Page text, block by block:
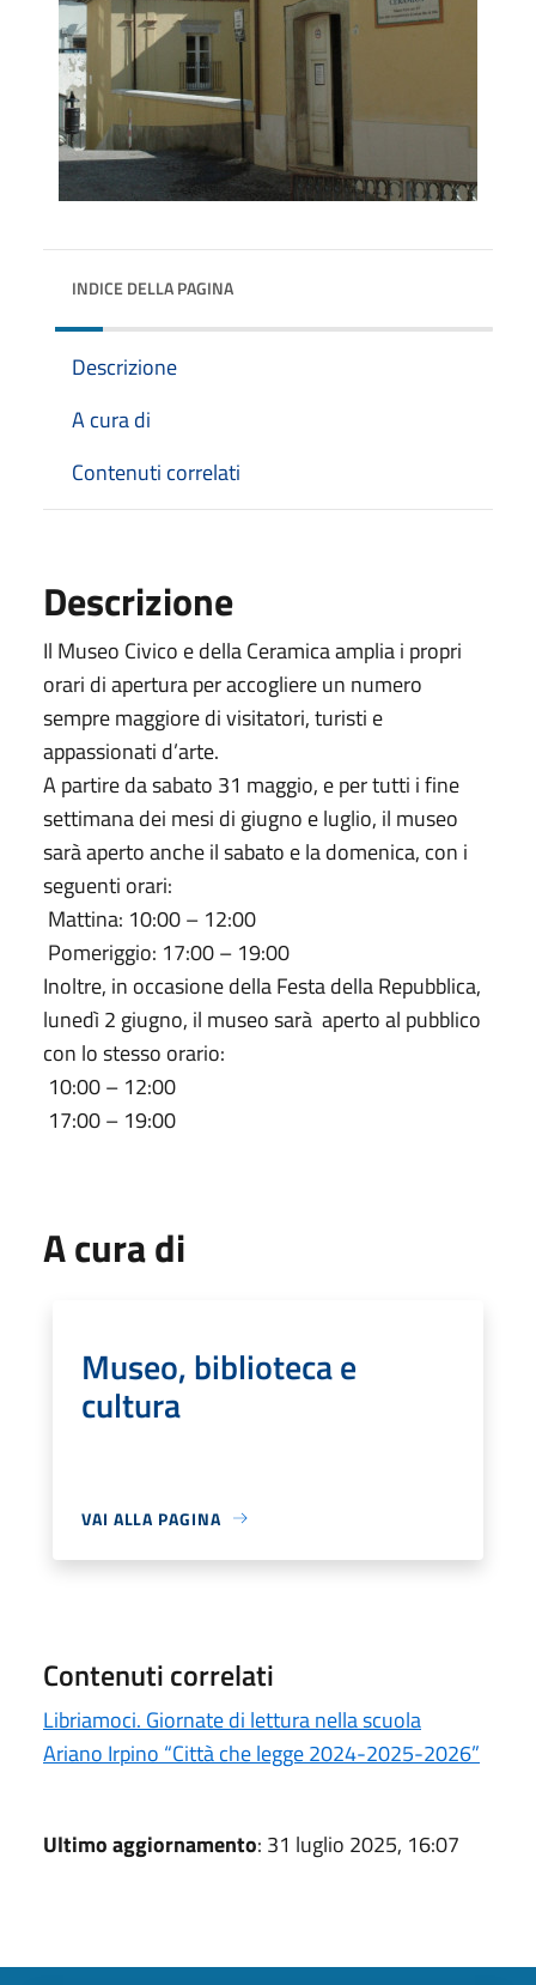
INDICE DELLA PAGINA
Descrizione
A cura di
Contenuti correlati
Descrizione
Il Museo Civico e della Ceramica amplia i propri
orari di apertura per accogliere un numero
sempre maggiore di visitatori, turisti e
appassionati d’arte.
A partire da sabato 31 maggio, e per tutti i fine
settimana dei mesi di giugno e luglio, il museo
sarà aperto anche il sabato e la domenica, con i
seguenti orari:
Mattina: 10:00 – 12:00
Pomeriggio: 17:00 – 19:00
Inoltre, in occasione della Festa della Repubblica,
lunedì 2 giugno, il museo sarà aperto al pubblico
con lo stesso orario:
10:00 – 12:00
17:00 – 19:00
A cura di
Museo, biblioteca e
cultura
VAI ALLA PAGINA
Contenuti correlati
Libriamoci. Giornate di lettura nella scuola
Ariano Irpino “Città che legge 2024-2025-2026”
Ultimo aggiornamento: 31 luglio 2025, 16:07